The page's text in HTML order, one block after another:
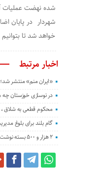
شده نهضت عملیات
شهردار در پایان
خواهد شد تا
اخبار مرتبط
«ایران منم» منتشر
در نوسازی خوزستان چه
محکوم قطعی به شلاق ،
گام بلند برای بلوغ
۲ هزار و ۵۰۰ بسته نوشت‌افزار به دانش‌آموزان خوزستان رسید